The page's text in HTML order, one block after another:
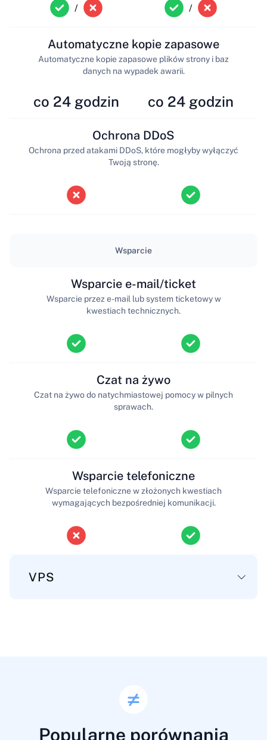
/ /
co 24 godzin
Automatyczne kopie zapasowe
Automatyczne kopie zapasowe plików strony i baz
danych na wypadek awarii.
co 24 godzin
Ochrona DDoS
Ochrona przed atakami DDoS, które mogłyby wyłączyć
Twoją stronę.
Wsparcie
Wsparcie e-mail/ticket
Wsparcie przez e-mail lub system ticketowy w
kwestiach technicznych.
Czat na żywo
Czat na żywo do natychmiastowej pomocy w pilnych
sprawach.
Wsparcie telefoniczne
Wsparcie telefoniczne w złożonych kwestiach
wymagających bezpośredniej komunikacji.
VPS
Popularne porównania